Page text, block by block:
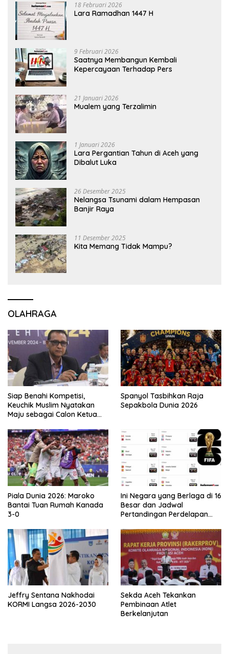
18 Februari 2026
Lara Ramadhan 1447 H
9 Februari 2026
Saatnya Membangun Kembali
Kepercayaan Terhadap Pers
21 Januari 2026
Mualem yang Terzalimin
1 Januari 2026
Lara Pergantian Tahun di Aceh yang
Dibalut Luka
26 Desember 2025
Nelangsa Tsunami dalam Hempasan
Banjir Raya
11 Desember 2025
Kita Memang Tidak Mampu?
OLAHRAGA
Siap Benahi Kompetisi,
Keuchik Muslim Nyatakan
Maju sebagai Calon Ketua
Spanyol Tasbihkan Raja
Sepakbola Dunia 2026
Piala Dunia 2026: Maroko
Bantai Tuan Rumah Kanada
3-0
Ini Negara yang Berlaga di 16
Besar dan Jadwal
Pertandingan Perdelapan
Jeffry Sentana Nakhodai
KORMI Langsa 2026-2030
Sekda Aceh Tekankan
Pembinaan Atlet
Berkelanjutan